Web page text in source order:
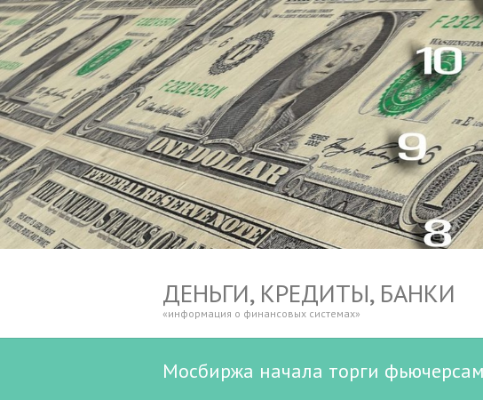
ДЕНЬГИ, КРЕДИТЫ, БАНКИ
«информация о финансовых системах»
Мосбиржа начала торги